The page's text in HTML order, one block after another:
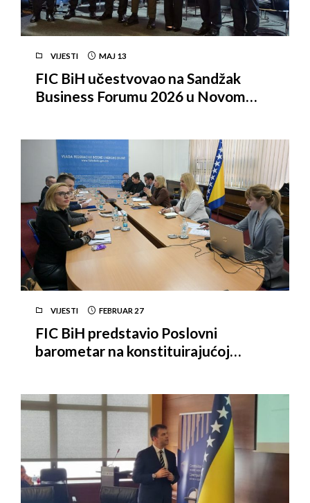
VIJESTI MAJ 13
FIC BiH učestvovao na Sandžak
Business Forumu 2026 u Novom
VIJESTI FEBRUAR 27
FIC BiH predstavio Poslovni
barometar na konstituirajućoj